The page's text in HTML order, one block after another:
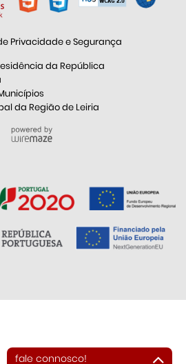
Privacidade e Segurança
da República
da Região de Leiria
fale connosco!